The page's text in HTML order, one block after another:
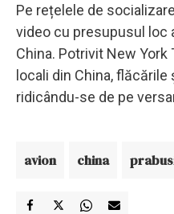
Pe rețelele de
video cu presupusul loc
China. Potrivit New
locali din China,
ridicându-se de pe
avion china